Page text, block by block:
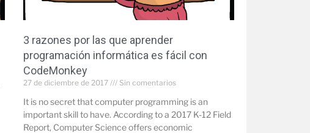
3 razones por las que aprender
programación informática es fácil con
CodeMonkey
27 de diciembre de 2017 Sin comentarios
It is no secret that computer programming is an
important skill to have. According to a 2017 K-12 Field
Report, Computer Science offers economic